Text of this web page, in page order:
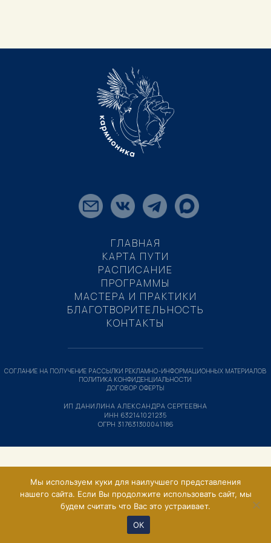
ГЛАВНАЯ
КАРТА ПУТИ
РАСПИСАНИЕ
ПРОГРАММЫ
МАСТЕРА И ПРАКТИКИ
БЛАГОТВОРИТЕЛЬНОСТЬ
КОНТАКТЫ
ИП ДАНИЛИНА АЛЕКСАНДРА СЕРГЕЕВНА
ИНН 632141021235
ОГРН 317631300041186
СОГЛАНИЕ НА ПОЛУЧЕНИЕ РАССЫЛКИ РЕКЛАМНО-ИНФОРМАЦИОННЫХ МАТЕРИАЛОВ
ПОЛИТИКА КОНФИДЕНЦИАЛЬНОСТИ
ДОГОВОР ОФЕРТЫ
Мы используем куки для наилучшего представления
нашего сайта. Если Вы продолжите использовать сайт, мы
будем считать что Вас это устраивает.
ОК